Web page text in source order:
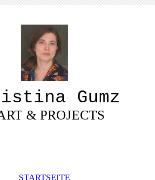
Gumz
& PROJECTS
STARTSEITE